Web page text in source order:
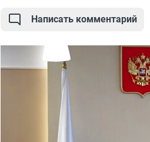
Написать комментарий